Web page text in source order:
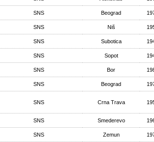
SNS Beograd
SNS Niš
SNS Subotica
SNS Sopot
SNS Bor
SNS Beograd
SNS Crna Trava
SNS Smederevo
SNS Zemun